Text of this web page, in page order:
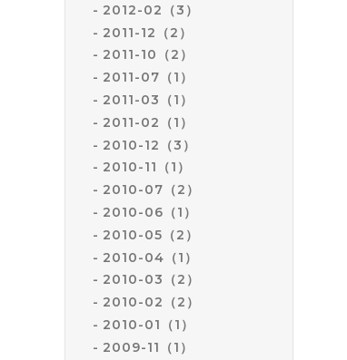
2012-02（3）
2011-12（2）
2011-10（2）
2011-07（1）
2011-03（1）
2011-02（1）
2010-12（3）
2010-11（1）
2010-07（2）
2010-06（1）
2010-05（2）
2010-04（1）
2010-03（2）
2010-02（2）
2010-01（1）
2009-11（1）